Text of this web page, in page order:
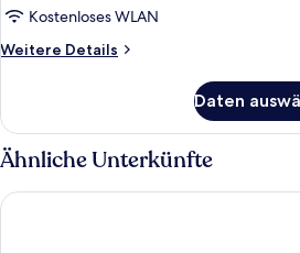
Kostenloses WLAN
Weitere Details
Weitere
Doppelzimmer
Daten
Ähnliche Unterkünfte
Logierhaus Rosa-Lena